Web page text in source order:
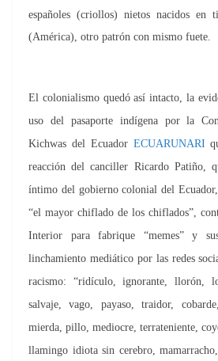
españoles (criollos) nietos nacidos en
(América), otro patrón con mismo fuete.
El colonialismo quedó así intacto, la
uso del pasaporte indígena por la
Kichwas del Ecuador ECUARUNARI
reacción del canciller Ricardo Patiño,
íntimo del gobierno colonial del
“el mayor chiflado de los chiflados”,
Interior para fabrique “memes” y
linchamiento mediático por las redes
racismo: “ridículo, ignorante, llorón,
salvaje, vago, payaso, traidor,
mierda, pillo, mediocre, terrateniente,
llamingo idiota sin cerebro,